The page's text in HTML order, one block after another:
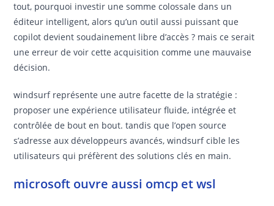
tout, pourquoi investir une somme colossale dans un
éditeur intelligent, alors qu’un outil aussi puissant que
copilot devient soudainement libre d’accès ? mais ce serait
une erreur de voir cette acquisition comme une mauvaise
décision.
windsurf représente une autre facette de la stratégie :
proposer une expérience utilisateur fluide, intégrée et
contrôlée de bout en bout. tandis que l’open source
s’adresse aux développeurs avancés, windsurf cible les
utilisateurs qui préfèrent des solutions clés en main.
microsoft ouvre aussi omcp et wsl